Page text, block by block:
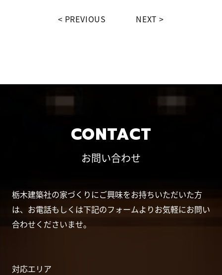
PREVIOUS NEXT
CONTACT
お問い合わせ
栃木建築社の家づくりにご興味をお持ちいただいた方
は、お電話もしくは下記のフォームよりお気軽にお問い
合わせくださいませ。
対応エリア